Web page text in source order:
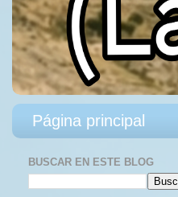
Página principal
BUSCAR EN ESTE BLOG